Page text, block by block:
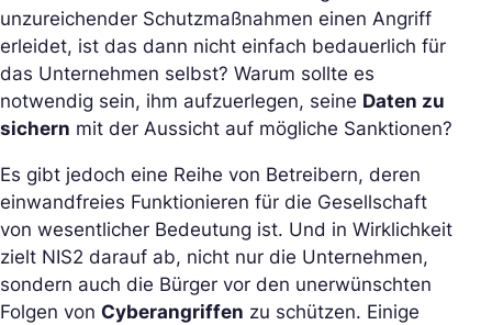
unzureichender Schutzmaßnahmen einen Angriff
erleidet, ist das dann nicht einfach bedauerlich für
das Unternehmen selbst? Warum sollte es
notwendig sein, ihm aufzuerlegen, seine Daten zu
sichern mit der Aussicht auf mögliche Sanktionen?
Es gibt jedoch eine Reihe von Betreibern, deren
einwandfreies Funktionieren für die Gesellschaft
von wesentlicher Bedeutung ist. Und in Wirklichkeit
zielt NIS2 darauf ab, nicht nur die Unternehmen,
sondern auch die Bürger vor den unerwünschten
Folgen von Cyberangriffen zu schützen. Einige